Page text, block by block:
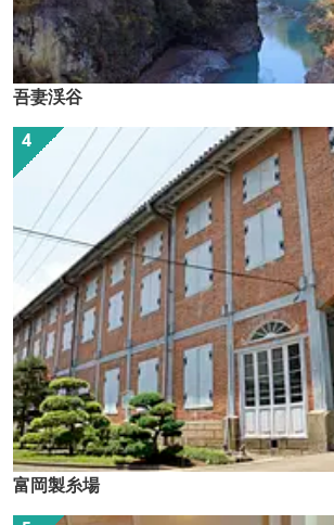
吾妻渓谷
富岡製糸場